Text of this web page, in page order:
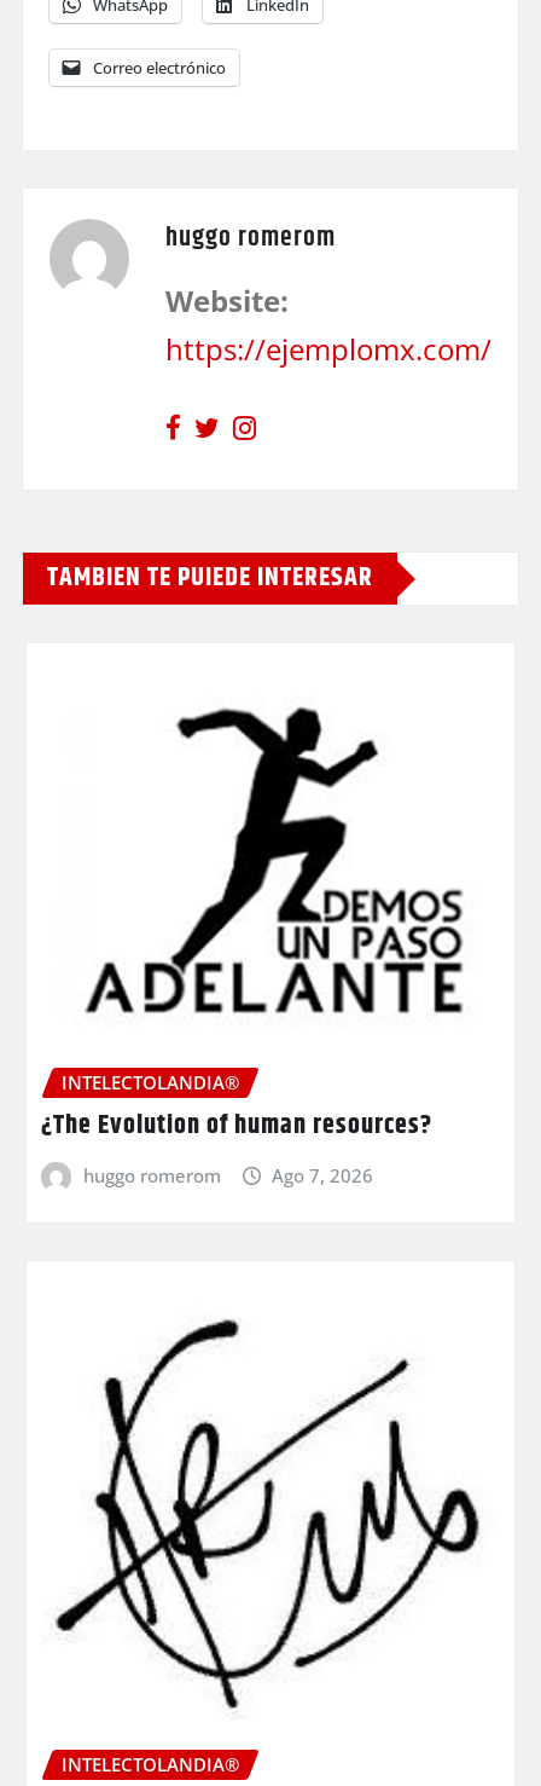
WhatsApp LinkedIn
Correo electrónico
huggo romerom
Website:
https://ejemplomx.com/
TAMBIEN TE PUIEDE INTERESAR
INTELECTOLANDIA®
¿The Evolution of human resources?
huggo romerom Ago 7, 2026
INTELECTOLANDIA®